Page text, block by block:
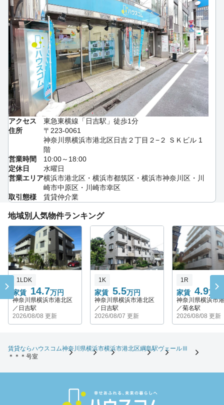
アクセス
東急東横線「日吉駅」徒歩1分
住所
〒223-0061
神奈川県横浜市港北区日吉２丁目２−２ ＳＫビル 1
階
営業時間
10:00～18:00
定休日
水曜日
営業エリア横浜市港北区・横浜市都筑区・横浜市神奈川区・川
崎市中原区・川崎市幸区
取引態様
賃貸仲介業
地域別人気物件ランキング
家賃 14.7万円
1LDK
神奈川県横浜市港北区
／日吉駅
2026/08/08 更新
家賃 5.5万円
1K
神奈川県横浜市港北区
／日吉駅
2026/08/07 更新
家賃 4.9万円
1R
神奈川県横浜市
／菊名駅
2026/08/08 更新
賃貸ならハウスコム神奈川県横浜市横浜市港北区綱島駅ヴェールⅢ
＊＊＊号室